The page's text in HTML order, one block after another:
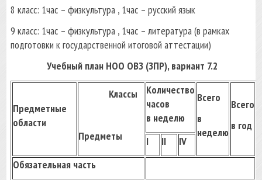
8 класс: 1час – физкультура , 1час – русский язык
9 класс: 1час – физкультура , 1час – литература (в рамках
подготовки к государственной итоговой аттестации)
Учебный план НОО ОВЗ (ЗПР), вариант 7.2
Предметные
области
Классы
Предметы
Количество
часов
в неделю
Всего
в
неделю
Всего
в год
I
II
IV
Обязательная часть